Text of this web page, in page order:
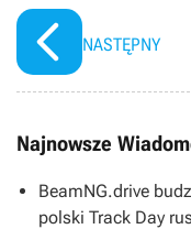
NASTĘPNY
Najnowsze
BeamNG.drive
polski Track Day